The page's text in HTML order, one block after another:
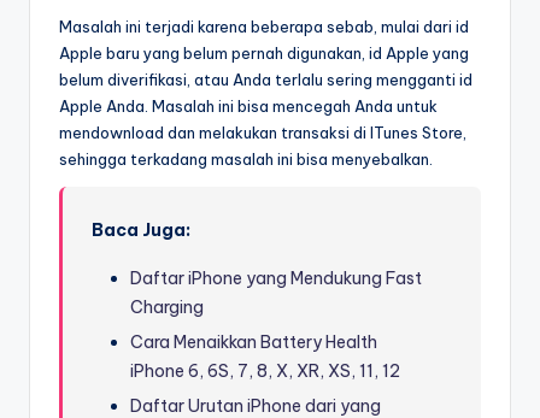
Masalah ini terjadi karena beberapa sebab, mulai dari id
Apple baru yang belum pernah digunakan, id Apple yang
belum diverifikasi, atau Anda terlalu sering mengganti id
Apple Anda. Masalah ini bisa mencegah Anda untuk
mendownload dan melakukan transaksi di ITunes Store,
sehingga terkadang masalah ini bisa menyebalkan.
Baca Juga:
Daftar iPhone yang Mendukung Fast
Charging
Cara Menaikkan Battery Health
iPhone 6, 6S, 7, 8, X, XR, XS, 11, 12
Daftar Urutan iPhone dari yang